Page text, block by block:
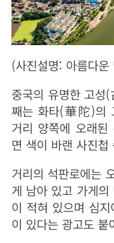
(사진설명: 아름다운
중국의 유명한 고성
째는 화타(華陀)의
거리 양쪽에 오래된
면 색이 바랜 사진
거리의 석판로에는
게 남아 있고 가게
이 적혀 있으며 심
이 있다는 광고도 붙